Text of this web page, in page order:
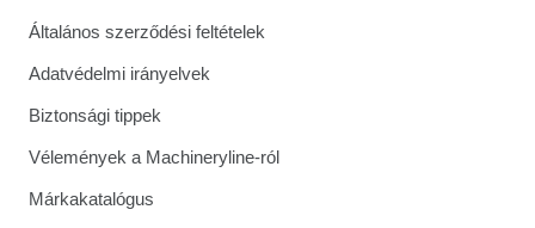
Általános szerződési feltételek
Adatvédelmi irányelvek
Biztonsági tippek
Vélemények a Machineryline-ról
Márkakatalógus